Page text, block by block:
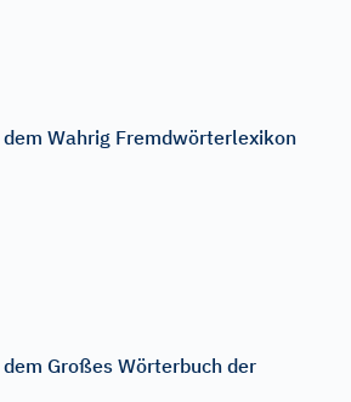
Wahrig Fremdwörterlexikon
Großes Wörterbuch der